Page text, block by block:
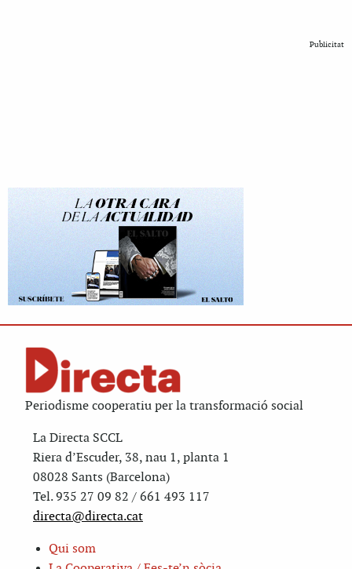
Publicitat
Periodisme cooperatiu per la transformació social
La Directa SCCL
Riera d’Escuder, 38, nau 1, planta 1
08028 Sants (Barcelona)
Tel. 935 27 09 82 / 661 493 117
directa@directa.cat
Qui som